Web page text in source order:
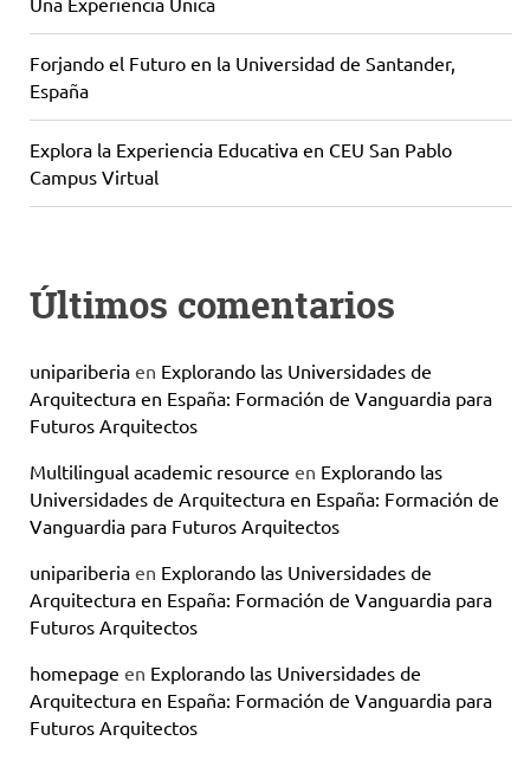
Forjando el Futuro en la Universidad de Santander,
España
Explora la Experiencia Educativa en CEU San Pablo
Campus Virtual
Últimos comentarios
unipariberia en Explorando las Universidades de
Arquitectura en España: Formación de Vanguardia para
Futuros Arquitectos
Multilingual academic resource en Explorando las
Universidades de Arquitectura en España: Formación de
Vanguardia para Futuros Arquitectos
unipariberia en Explorando las Universidades de
Arquitectura en España: Formación de Vanguardia para
Futuros Arquitectos
homepage en Explorando las Universidades de
Arquitectura en España: Formación de Vanguardia para
Futuros Arquitectos